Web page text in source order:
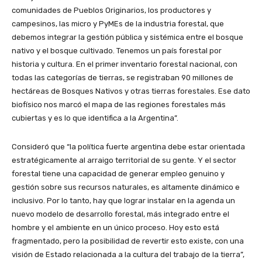
comunidades de Pueblos Originarios, los productores y
campesinos, las micro y PyMEs de la industria forestal, que
debemos integrar la gestión pública y sistémica entre el bosque
nativo y el bosque cultivado. Tenemos un país forestal por
historia y cultura. En el primer inventario forestal nacional, con
todas las categorías de tierras, se registraban 90 millones de
hectáreas de Bosques Nativos y otras tierras forestales. Ese dato
biofísico nos marcó el mapa de las regiones forestales más
cubiertas y es lo que identifica a la Argentina”.
Consideró que “la política fuerte argentina debe estar orientada
estratégicamente al arraigo territorial de su gente. Y el sector
forestal tiene una capacidad de generar empleo genuino y
gestión sobre sus recursos naturales, es altamente dinámico e
inclusivo. Por lo tanto, hay que lograr instalar en la agenda un
nuevo modelo de desarrollo forestal, más integrado entre el
hombre y el ambiente en un único proceso. Hoy esto está
fragmentado, pero la posibilidad de revertir esto existe, con una
visión de Estado relacionada a la cultura del trabajo de la tierra”,